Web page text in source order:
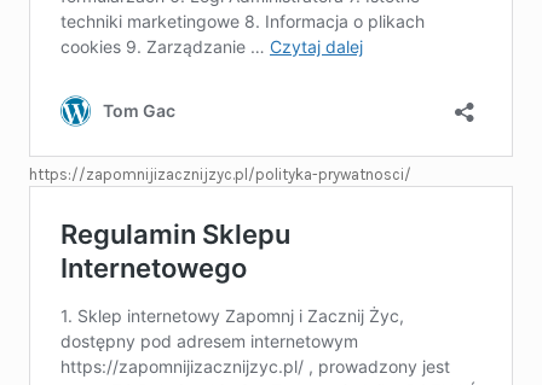
https://zapomnijizacznijzyc.pl/polityka-prywatnosci/